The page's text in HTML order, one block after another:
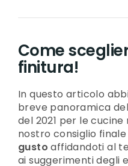
Come
finitura!
In questo articolo
breve panoramica
del 2021 per le
nostro consiglio
gusto affidandoti al
ai suggerimenti degli